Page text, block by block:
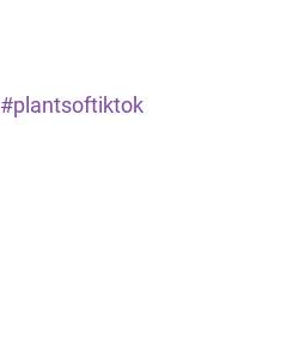
#plantsoftiktok